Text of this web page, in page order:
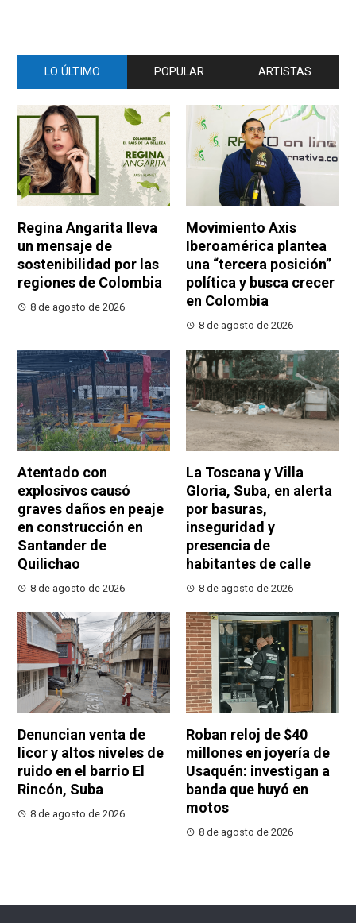
LO ÚLTIMO POPULAR ARTISTAS
Regina Angarita lleva
un mensaje de
sostenibilidad por las
regiones de Colombia
8 de agosto de 2026
Movimiento Axis
Iberoamérica plantea
una “tercera posición”
política y busca crecer
en Colombia
8 de agosto de 2026
Atentado con
explosivos causó
graves daños en peaje
en construcción en
Santander de
Quilichao
8 de agosto de 2026
La Toscana y Villa
Gloria, Suba, en alerta
por basuras,
inseguridad y
presencia de
habitantes de calle
8 de agosto de 2026
Denuncian venta de
licor y altos niveles de
ruido en el barrio El
Rincón, Suba
8 de agosto de 2026
Roban reloj de $40
millones en joyería de
Usaquén: investigan a
banda que huyó en
motos
8 de agosto de 2026